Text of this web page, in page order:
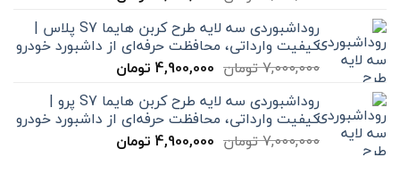
7,000,000 تومان
بود.
4,900,000 تومان
است.
روداشبوردی سه‌ لایه طرح کربن هایما S7 پلاس |
کیفیت وارداتی، محافظت حرفه‌ای از داشبورد خودرو
7,000,000تومان قیمت
7,000,000 تومان
بود.
4,900,000 تومانقیمت
4,900,000 تومان
است.
روداشبوردی سه‌ لایه طرح کربن هایما S7 پرو |
کیفیت وارداتی، محافظت حرفه‌ای از داشبورد خودرو
7,000,000تومان قیمت
4,900,000 تومانقیمت